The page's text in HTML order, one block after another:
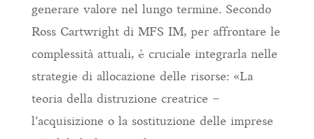
generare valore nel lungo termine. Secondo
Ross Cartwright di MFS IM, per affrontare le
complessità attuali, è cruciale integrarla nelle
strategie di allocazione delle risorse: «La
teoria della distruzione creatrice –
l’acquisizione o la sostituzione delle imprese